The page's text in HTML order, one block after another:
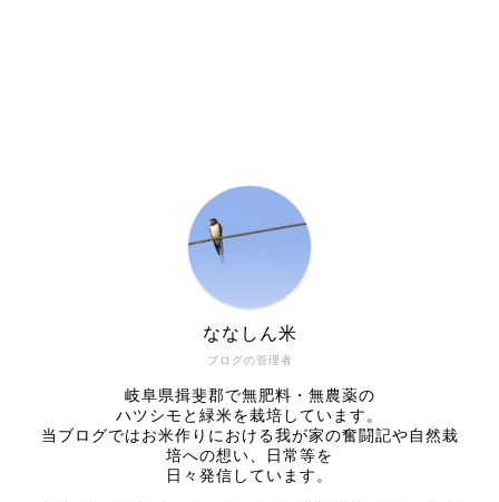
ブログの管理者
ななしん米
岐阜県揖斐郡で無肥料・無農薬の
ハツシモと緑米を栽培しています。
当ブログではお米作りにおける我が家の奮闘記や自然栽
培への想い、日常等を
日々発信しています。